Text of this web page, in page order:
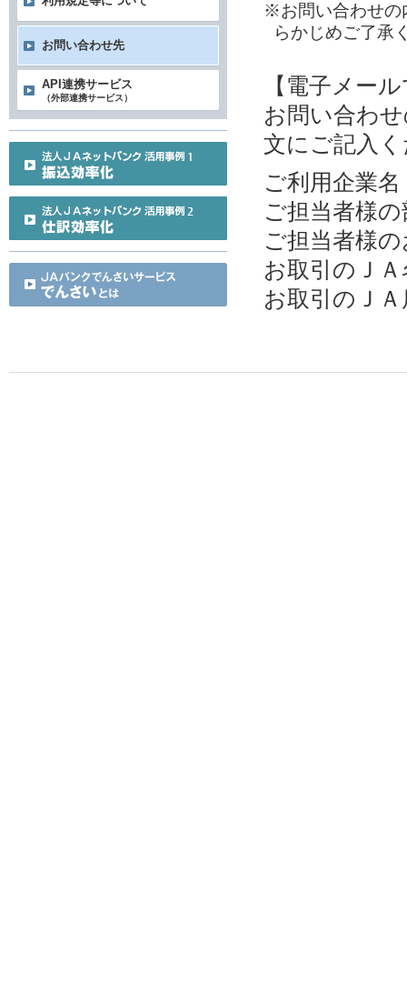
※お問い合わせの
らかじめご了承
【電子メー
お問い合わ
文にご記入
ご利用企業名
ご担当者様
ご担当者様
お取引のＪＡ
お取引のＪ
お問い合わせ先
API連携サービス
（外部連携サービス）